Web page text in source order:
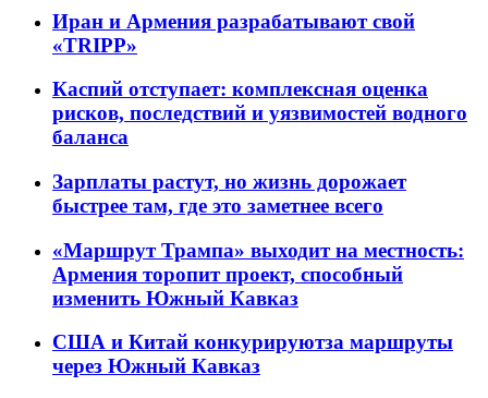
Иран и Армения разрабатывают свой
«TRIPP»
Каспий отступает: комплексная оценка
рисков, последствий и уязвимостей водного
баланса
Зарплаты растут, но жизнь дорожает
быстрее там, где это заметнее всего
«Маршрут Трампа» выходит на местность:
Армения торопит проект, способный
изменить Южный Кавказ
США и Китай конкурируютза маршруты
через Южный Кавказ